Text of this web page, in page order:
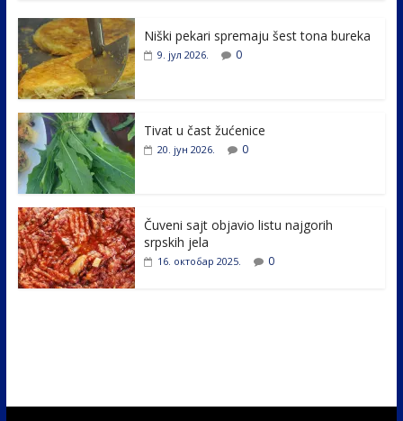
e
b
o
o
k
itt
er e
er
e
Niški pekari spremaju šest tona bureka
9. јул 2026. 0
Tivat u čast žućenice
20. јун 2026. 0
Čuveni sajt objavio listu najgorih
srpskih jela
16. октобар 2025. 0